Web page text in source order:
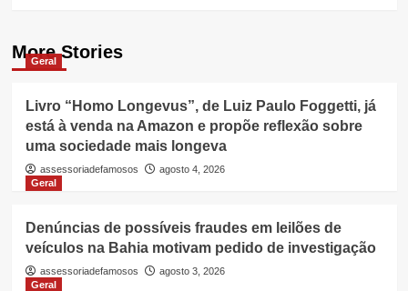
More Stories
Geral
Livro “Homo Longevus”, de Luiz Paulo Foggetti, já
está à venda na Amazon e propõe reflexão sobre
uma sociedade mais longeva
assessoriadefamosos
agosto 4, 2026
Geral
Denúncias de possíveis fraudes em leilões de
veículos na Bahia motivam pedido de investigação
assessoriadefamosos
agosto 3, 2026
Geral